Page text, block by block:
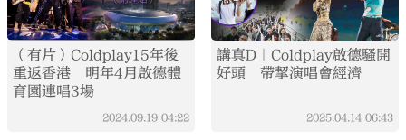
（有片）Coldplay15年後
重返香港 明年4月啟德體
育園連唱3場
2024.09.19 04:22
講真D｜Coldplay啟德騷開
好頭 帶挈演唱會經濟
2025.04.14 06:43